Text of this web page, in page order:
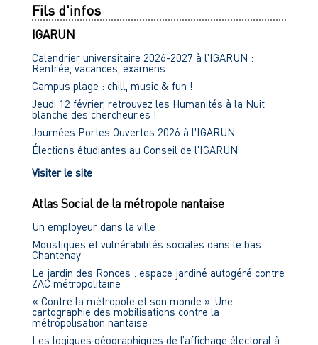
Fils d'infos
IGARUN
Calendrier universitaire 2026-2027 à l'IGARUN :
Rentrée, vacances, examens
Campus plage : chill, music & fun !
Jeudi 12 février, retrouvez les Humanités à la Nuit
blanche des chercheur.es !
Journées Portes Ouvertes 2026 à l'IGARUN
Élections étudiantes au Conseil de l'IGARUN
Visiter le site
Atlas Social de la métropole nantaise
Un employeur dans la ville
Moustiques et vulnérabilités sociales dans le bas
Chantenay
Le jardin des Ronces : espace jardiné autogéré contre
ZAC métropolitaine
« Contre la métropole et son monde ». Une
cartographie des mobilisations contre la
métropolisation nantaise
Les logiques géographiques de l’affichage électoral à